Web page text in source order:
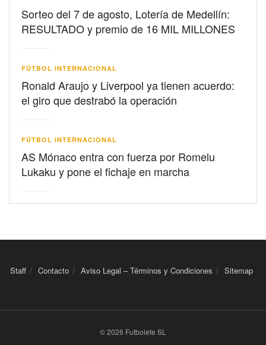
Sorteo del 7 de agosto, Lotería de Medellín:
RESULTADO y premio de 16 MIL MILLONES
FÚTBOL INTERNACIONAL
Ronald Araujo y Liverpool ya tienen acuerdo:
el giro que destrabó la operación
FÚTBOL INTERNACIONAL
AS Mónaco entra con fuerza por Romelu
Lukaku y pone el fichaje en marcha
Staff Contacto Aviso Legal – Términos y Condiciones Sitemap
© 2026 Futbolete SL